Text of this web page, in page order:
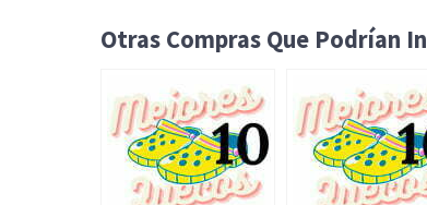
Otras Compras Que Podrían